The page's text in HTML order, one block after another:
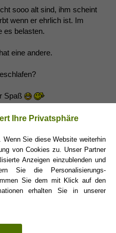
sooo alt sind, ihm scheint
wenn er ehrlich ist. Im
es belasten.
eine andere.
Spaß
in der RubrikKrebs
TE SZ Jungfrau sein.
Ihre Privatsphäre
Wenn Sie diese Website weiterhin
von Cookies zu. Unser Partner
Anzeigen einzublenden und
Sie die Personalisierungs-
Sie dem mit Klick auf den
erhalten Sie in unserer